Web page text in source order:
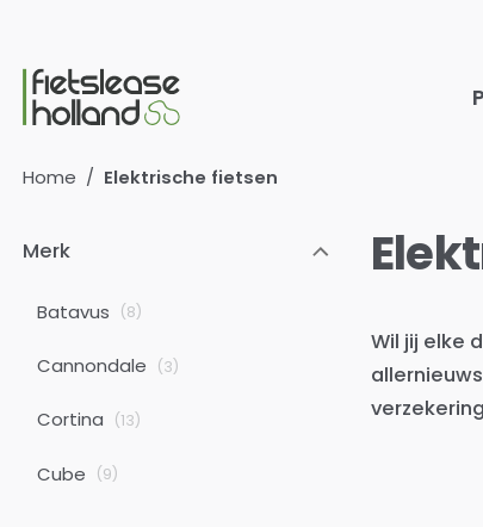
Home / Elektrische fietsen
Wil jij elke
Merk
Batavus (8)
Cannondale (3)
Cortina (13)
Cube (9)